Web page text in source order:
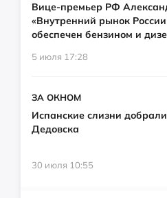
Вице-премьер РФ
«Внутренний рынок
обеспечен бензином и
5 июля 17:28
ЗА ОКНОМ
Испанские слизни
Дедовска
30 июля 10:55